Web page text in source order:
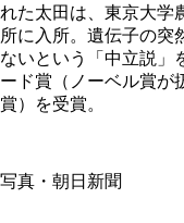
れた太田は、東京大学
所に入所。遺伝子の突
ないという「中立説」
ード賞（ノーベル賞が
賞）を受賞。
写真・朝日新聞